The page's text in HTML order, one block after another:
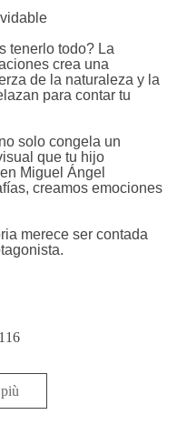
tenerlo todo? La
crea una
de la naturaleza y la
para contar tu
solo congela un
que tu hijo
Miguel Ángel
creamos emociones
merece ser contada